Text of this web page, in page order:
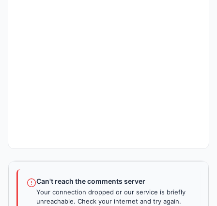
Can't reach the comments server
Your connection dropped or our service is briefly
unreachable. Check your internet and try again.